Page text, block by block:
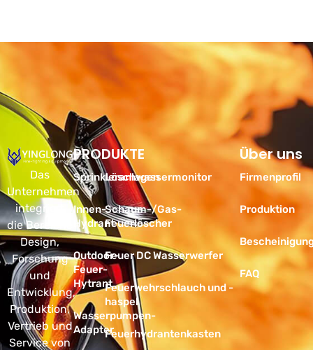
Das
Unternehmen
integriert
die Bereiche
Design,
Forschung
und
Entwicklung,
Produktion,
Vertrieb und
Service von
PRODUKTE
Sprinkleranlagen
Innen-
Hydrant
Outdoor-
Feuer-
Hytrant
Wasserpumpen-
Adapter
Produkte
Löschwassermonitor
Schaum-/Gas-
Feuerlöscher
Feuer DC Wasserwerfer
Feuerwehrschlauch und -
haspel
Feuerhydrantenkasten
Über uns
Firmenprofil
Produktion
FAQ